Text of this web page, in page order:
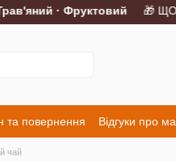
· Фруктовий🎁
та повернення Відгуки про
чай